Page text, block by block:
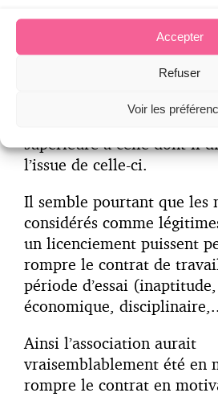
Accepter
Refuser
Voir les
l’inadéquation des
du salarié avec celles
Cela équivaudrait à
pendant sa période
supérieure à celle dont il
l’issue de celle-ci.
Il semble pourtant que les
considérés comme
un licenciement puissent
rompre le contrat de
période d’essai
économique,
Ainsi l’association aurait
vraisemblablement été en
rompre le contrat en